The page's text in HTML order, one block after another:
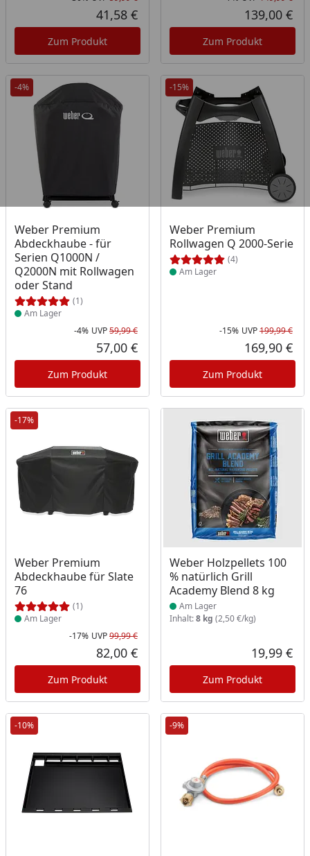
Rabatt in Prozent
Ursprünglicher Preis
Aktueller Preis
41,58 €
Zum Produkt
139,00 €
Zum Produkt
-4%
Weber Premium
Abdeckhaube - für
Serien Q1000N /
Q2000N mit Rollwagen
oder Stand
(1)
Produkt am Lager
Am Lager
Rabatt in Prozent
-4%
Ursprünglicher Preis
UVP59,99 €
Aktueller Preis
57,00 €
Zum Produkt
-15%
Weber Premium
Rollwagen Q 2000-Serie
(4)
Produkt am Lager
Am Lager
-15% UVP199,99 €
169,90 €
Zum Produkt
-17%
Weber Premium
Abdeckhaube für Slate
76
(1)
Produkt am Lager
Am Lager
Rabatt in Prozent
-17%
Ursprünglicher Preis
UVP99,99 €
Aktueller Preis
82,00 €
Zum Produkt
Weber Holzpellets 100
% natürlich Grill
Academy Blend 8 kg
Produkt am Lager
Am Lager
Inhalt:8 kg (2,50 €/kg)
19,99 €
Zum Produkt
-10% -9%